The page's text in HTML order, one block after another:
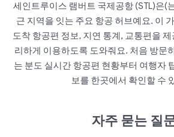
세인트루이스 램버트 국제공항 (STL)은(
근 지역을 잇는 주요 항공 허브예요. 이
도착 항공편 정보, 지연 통계, 교통편을 제
리하게 이용하도록 도와줘요. 처음 방문
는 분도 실시간 항공편 현황부터 여행자
보를 한곳에서 확인할 수
자주 묻는 질